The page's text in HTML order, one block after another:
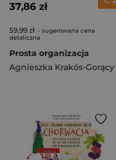
37,86 zł
59,99 zł - sugerowana cena
detaliczna
Prosta organizacja
Agnieszka Krakós-Gorący